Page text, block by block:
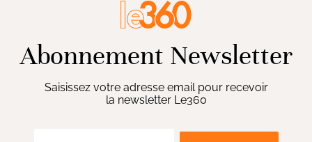
Abonnement Newsletter
Saisissez votre adresse email pour recevoir
la newsletter Le360